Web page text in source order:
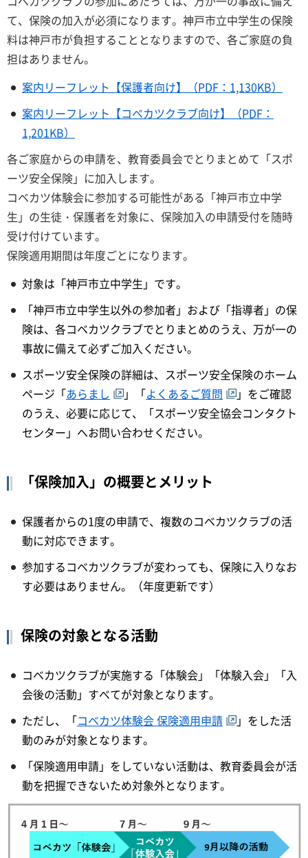
て、保険の加入が必須になります。神戸市立中学生の保険
料は神戸市が負担することとなりますので、各ご家庭の負
担はありません。
案内リーフレット【保護者向け】（PDF：1,130KB）
案内リーフレット【コベカツクラブ向け】（PDF：
1,201KB）
各ご家庭からの申請を、教育委員会でとりまとめて「スポ
ーツ安全保険」に加入します。
コベカツ体験会に参加する可能性がある「神戸市立中学
生」の生徒・保護者を対象に、保険加入の申請受付を随時
受け付けています。
保険適用期間は年度ごとになります。
対象は「神戸市立中学生」です。
「神戸市立中学生以外の参加者」および「指導者」の保
険は、各コベカツクラブでとりまとめのうえ、万が一の
事故に備えて必ずご加入ください。
スポーツ安全保険の詳細は、スポーツ安全保険のホーム
ページ「あらまし 」「よくあるご質問
」をご確認
のうえ、必要に応じて、「スポーツ安全協会コンタクト
センター」へお問い合わせください。
「保険加入」の概要とメリット
保護者からの1度の申請で、複数のコベカツクラブの活
動に対応できます。
参加するコベカツクラブが変わっても、保険に入りなお
す必要はありません。（年度更新です）
保険の対象となる活動
コベカツクラブが実施する「体験会」「体験入会」「入
会後の活動」すべてが対象となります。
ただし、「コベカツ体験会 保険適用申請
」をした活
動のみが対象となります。
「保険適用申請」をしていない活動は、教育委員会が活
動を把握できないため対象外となります。